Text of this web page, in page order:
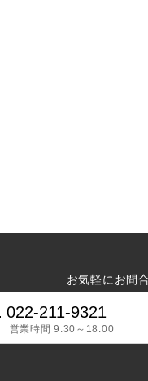
お気軽にお問
022-211-9321
営業時間 9:30～18:00